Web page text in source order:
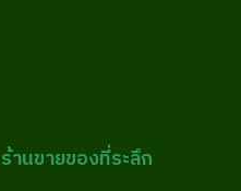
ร้านขายของที่ระลึก